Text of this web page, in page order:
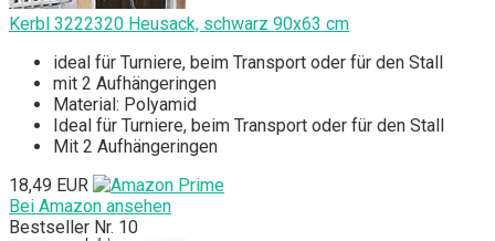
Kerbl 3222320 Heusack, schwarz 90x63 cm
ideal für Turniere, beim Transport oder für den Stall
mit 2 Aufhängeringen
Material: Polyamid
Ideal für Turniere, beim Transport oder für den Stall
Mit 2 Aufhängeringen
18,49 EUR
Bei Amazon ansehen
Bestseller Nr. 10